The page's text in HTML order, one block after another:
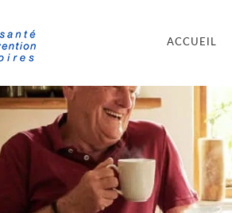
ACCUEIL